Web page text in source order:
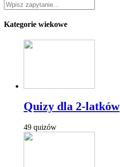
Kategorie wiekowe
Quizy dla 2-latków
49 quizów